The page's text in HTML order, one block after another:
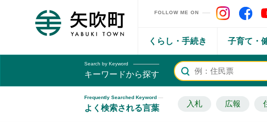
矢吹町ホームページ
FOLLOW ME ON 矢吹町
くらし・手続き 子育て・
Search by Keyword
キーワードから探す
Frequently Searched Keyword
よく検索される言葉 入札 広報